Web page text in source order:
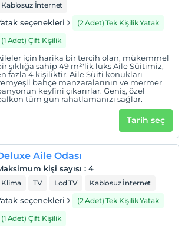
ve öncesi
edilmemektedir.
içilmez
olan bebekler ücretsizdir.
11 yaşına kadar 1 çocuk ücretsizdir
Kablosuz İnternet
seçenekleri
(2 Adet) Tek Kişilik Yatak
(1 Adet) Çift Kişilik
için harika bir tercih olan, mükemmel
şıklığa sahip 49 m²'lik lüks Aile Süitimiz,
fazla 4 kişiliktir. Aile Süiti konukları
bahçe manzaralarının ve mermer
keyfini çıkarırlar. Geniş, özel
tüm gün rahatlamanızı sağlar.
Tarih seç
Aile Odası
kişi sayısı : 4
Klima TV Lcd TV Kablosuz İnternet
seçenekleri
(2 Adet) Tek Kişilik Yatak
(1 Adet) Çift Kişilik